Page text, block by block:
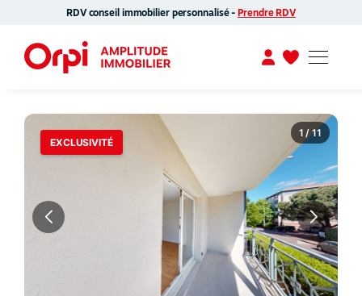
RDV conseil immobilier personnalisé - Prendre RDV
EXCLUSIVITÉ
1 / 11